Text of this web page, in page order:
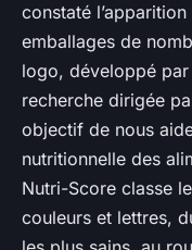
constaté l’apparition
emballages de
logo, développé par
recherche dirigée
objectif de nous
nutritionnelle des
Nutri-Score classe
couleurs et lettres,